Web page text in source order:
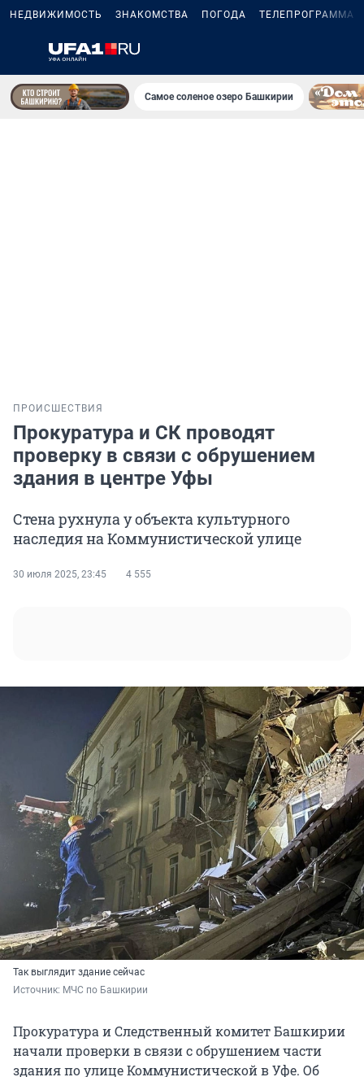
НЕДВИЖИМОСТЬ ЗНАКОМСТВА ПОГОДА ТЕЛЕПРОГРАММА
Самое соленое озеро Башкирии
ПРОИСШЕСТВИЯ
Прокуратура и СК проводят
проверку в связи с обрушением
здания в центре Уфы
Стена рухнула у объекта культурного
наследия на Коммунистической улице
30 июля 2025, 23:45 4 555
Так выглядит здание сейчас
Источник: МЧС по Башкирии
Прокуратура и Следственный комитет Башкирии
начали проверки в связи с обрушением части
здания по улице Коммунистической в Уфе. Об